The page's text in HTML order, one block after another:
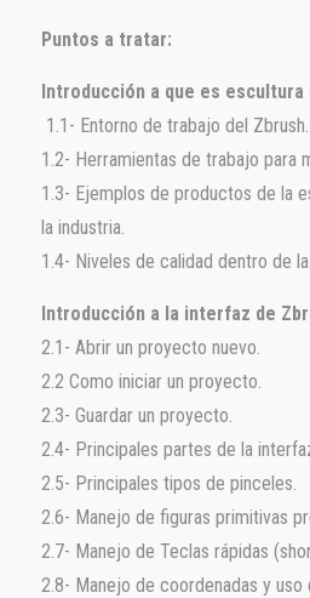
Puntos a tratar:
Introducción a que es
1.1- Entorno de trabajo del Zbrush.
1.2- Herramientas de trabajo para
1.3- Ejemplos de productos de la
la industria.
1.4- Niveles de calidad dentro de
Introducción a la interfaz de
2.1- Abrir un proyecto nuevo.
2.2 Como iniciar un proyecto.
2.3- Guardar un proyecto.
2.4- Principales partes de la
2.5- Principales tipos de pinceles.
2.6- Manejo de figuras primitivas
2.7- Manejo de Teclas rápidas
2.8- Manejo de coordenadas y uso